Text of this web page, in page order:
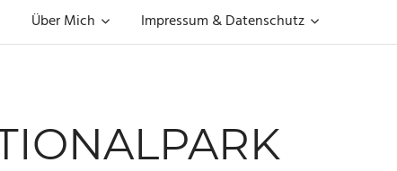
Über Mich Impressum & Datenschutz